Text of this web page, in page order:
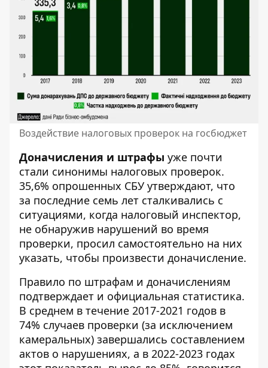
Воздействие налоговых проверок на госбюджет
Доначисления и штрафы уже почти
стали синонимы налоговых проверок.
35,6% опрошенных СБУ утверждают, что
за последние семь лет сталкивались с
ситуациями, когда налоговый инспектор,
не обнаружив нарушений во время
проверки, просил самостоятельно на них
указать, чтобы произвести доначисление.
Правило по штрафам и доначислениям
подтверждает и официальная статистика.
В среднем в течение 2017-2021 годов в
74% случаев проверки (за исключением
камеральных) завершались составлением
актов о нарушениях, а в 2022-2023 годах